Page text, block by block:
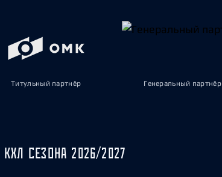
Титульный партнёр Генеральный партнёр
СЕЗОНА 2026/2027